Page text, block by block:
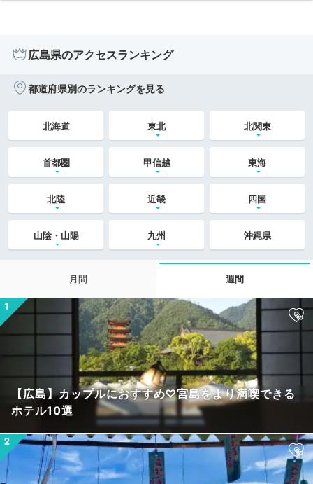
広島県のアクセスランキング
都道府県別のランキングを見る
北海道 東北 北関東
首都圏 甲信越 東海
北陸 近畿 四国
山陰・山陽 九州 沖縄県
月間 週間
【広島】カップルにおすすめ♡宮島をより満喫できる
ホテル10選